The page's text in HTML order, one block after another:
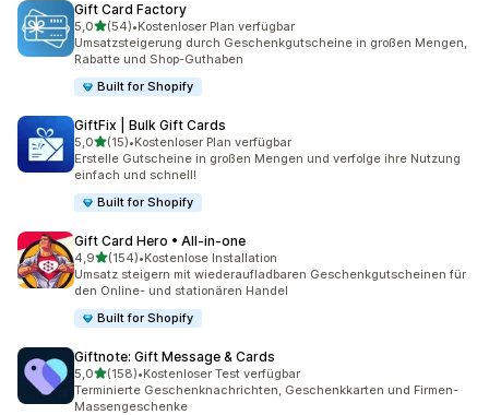
Gift Card Factory
5,0von 5 Sternen
(54)
54 Rezensionen insgesamt
•Kostenloser Plan verfügbar
Umsatzsteigerung durch Geschenkgutscheine in großen Mengen,
Rabatte und Shop-Guthaben
Built for Shopify
GiftFix | Bulk Gift Cards
5,0von 5 Sternen
(15)
15 Rezensionen insgesamt
•Kostenloser Plan verfügbar
Erstelle Gutscheine in großen Mengen und verfolge ihre Nutzung
einfach und schnell!
Built for Shopify
Gift Card Hero • All‑in‑one
4,9von 5 Sternen
(154)
154 Rezensionen insgesamt
•Kostenlose Installation
Umsatz steigern mit wiederaufladbaren Geschenkgutscheinen für
den Online- und stationären Handel
Built for Shopify
Giftnote: Gift Message & Cards
5,0von 5 Sternen
(158)
158 Rezensionen insgesamt
•Kostenloser Test verfügbar
Terminierte Geschenknachrichten, Geschenkkarten und Firmen-
Massengeschenke